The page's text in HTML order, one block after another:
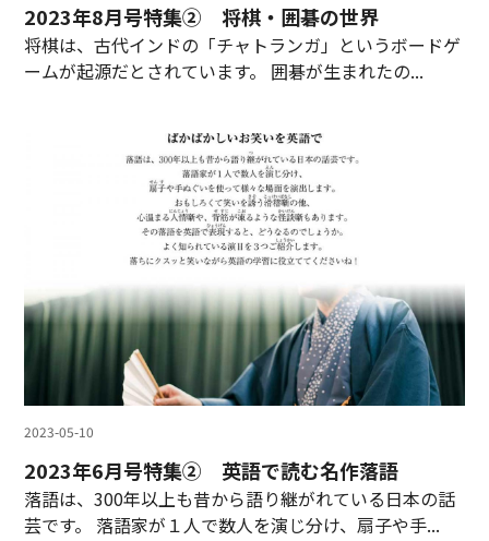
2023年8月号特集② 将棋・囲碁の世界
将棋は、古代インドの「チャトランガ」というボードゲ
ームが起源だとされています。 囲碁が生まれたの...
2023-05-10
2023年6月号特集② 英語で読む名作落語
落語は、300年以上も昔から語り継がれている日本の話
芸です。 落語家が１人で数人を演じ分け、扇子や手...